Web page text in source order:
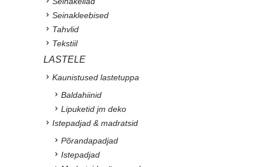
Seinakleebised
Tahvlid
Tekstiil
LASTELE
Kaunistused lastetuppa
Baldahiinid
Lipuketid jm deko
Istepadjad & madratsid
Põrandapadjad
Istepadjad